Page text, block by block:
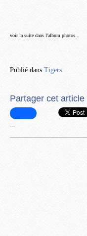
voir la suite dans l'album photos...
Publié dans Tigers
Partager cet article